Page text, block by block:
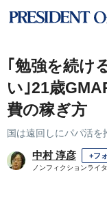
｢勉強を続け
い｣21歳
費の稼ぎ方
国は遠回しにパパ活を
中村 淳彦 +フ
ノンフィクションライ